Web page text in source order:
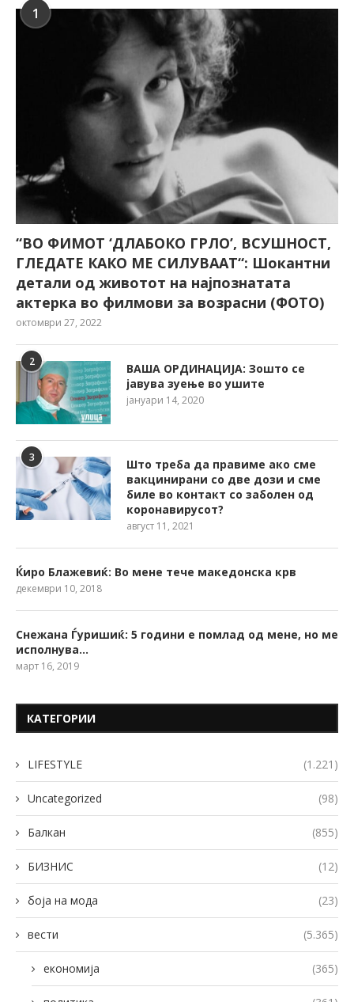
1
“ВО ФИМОТ ‘ДЛАБОКО ГРЛО’, ВСУШНОСТ,
ГЛЕДАТЕ КАКО МЕ СИЛУВААТ“: Шокантни
детали од животот на најпознатата
актерка во филмови за возрасни (ФОТО)
октомври 27, 2022
2
ВАША ОРДИНАЦИЈА: Зошто се
јавува зуење во ушите
јануари 14, 2020
3
Што треба да правиме ако сме
вакцинирани со две дози и сме
биле во контакт со заболен од
коронавирусот?
август 11, 2021
Ќиро Блажевиќ: Во мене тече македонска крв
декември 10, 2018
Снежана Ѓуришиќ: 5 години е помлад од мене, но ме
исполнува…
март 16, 2019
КАТЕГОРИИ
LIFESTYLE (1.221)
Uncategorized (98)
Балкан (855)
БИЗНИС (12)
боја на мода (23)
вести (5.365)
економија (365)